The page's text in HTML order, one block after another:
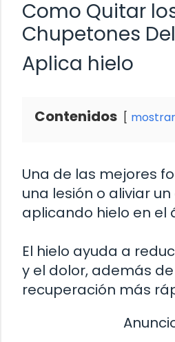
Como Quitar
Chupetones
Aplica hielo
Contenidos mostrar
Una de las mejores
una lesión o aliviar
aplicando hielo en el
El hielo ayuda a
y el dolor, además
recuperación más